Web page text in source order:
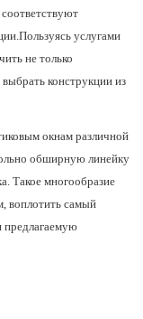
Пользуясь услугами
не только
конструкции из
окнам различной
обширную линейку
Такое многообразие
воплотить самый
предлагаемую